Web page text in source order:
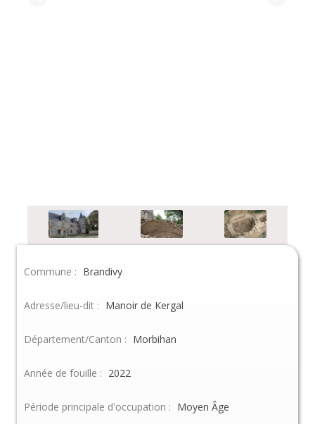
Commune : Brandivy
Adresse/lieu-dit : Manoir de Kergal
Département/Canton : Morbihan
Année de fouille : 2022
Période principale d'occupation : Moyen Âge